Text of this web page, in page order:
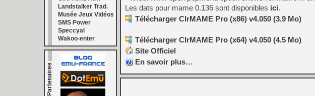
Landstalker Trad.
Musée Jeux Vidéos
SMS Power
Speccyal
Wakoo-enter
Les dats pour mame 0.136 sont disponibles ici.
Télécharger ClrMAME Pro (x86) v4.050 (3.9 Mo)
Télécharger ClrMAME Pro (x64) v4.050 (4.5 Mo)
Site Officiel
En savoir plus…